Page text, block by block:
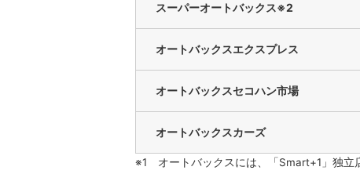
スーパーオートバックス※2
オートバックスエクスプレス
オートバックスセコハン市場
オートバックスカーズ
※1 オートバックスには、「Smart+1」独立